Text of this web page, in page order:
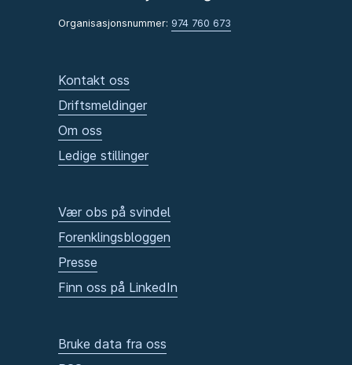
Organisasjonsnummer: 974 760 673
Kontakt oss
Driftsmeldinger
Om oss
Ledige stillinger
Vær obs på svindel
Forenklingsbloggen
Presse
Finn oss på LinkedIn
Bruke data fra oss